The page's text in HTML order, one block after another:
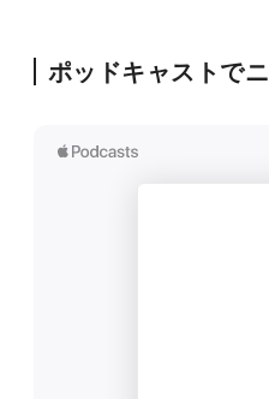
ポッドキャストで